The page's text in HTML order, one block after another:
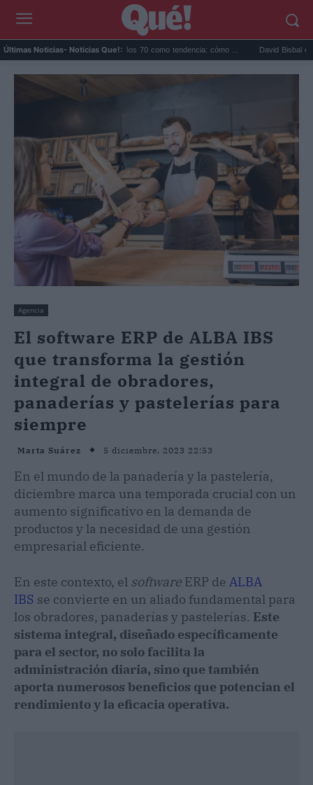
Últimas Noticias- Noticias Que!:
Las sandalias de los años 70 como tendencia: cómo ... David Bisbal
Agencia
El software ERP de ALBA IBS
que transforma la gestión
integral de obradores,
panaderías y pastelerías para
siempre
Marta Suárez 5 diciembre, 2023 22:53
En el mundo de la panadería y la pastelería,
diciembre marca una temporada crucial con un
aumento significativo en la demanda de
productos y la necesidad de una gestión
empresarial eficiente.
En este contexto, el software ERP de ALBA
IBS se convierte en un aliado fundamental para
los obradores, panaderías y pastelerías. Este
sistema integral, diseñado específicamente
para el sector, no solo facilita la
administración diaria, sino que también
aporta numerosos beneficios que potencian el
rendimiento y la eficacia operativa.